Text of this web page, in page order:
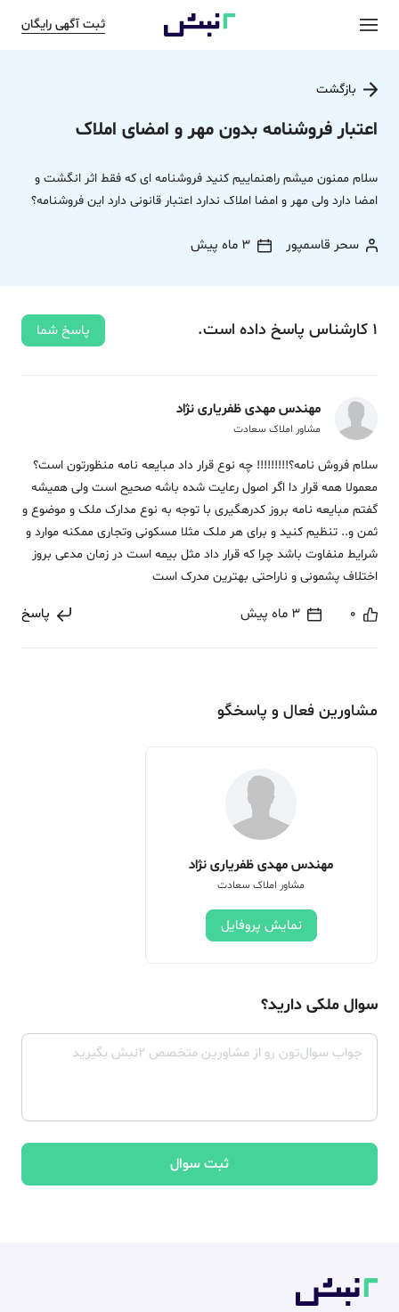
ثبت آگهی رایگان
بازگشت
اعتبار فروشنامه بدون مهر و امضای املاک
سلام ممنون میشم راهنماییم کنید فروشنامه ای که فقط اثر انگشت و
امضا دارد ولی مهر و امضا املاک ندارد اعتبار قانونی دارد این فروشنامه؟
سحر قاسمپور 3 ماه پیش
1 کارشناس پاسخ داده‌ است. پاسخ شما
مهندس مهدی ظفریاری نژاد
مشاور املاک سعادت
سلام فروش نامه؟!!!!!!!!! چه نوع قرار داد مبایعه نامه منظورتون است؟
معمولا همه قرار دا اگر اصول رعایت شده باشه صحیح است ولی همیشه
گفتم مبایعه نامه بروز کدرهگیری با توجه به نوع مدارک ملک و موضوع و
ثمن و.. تنظیم کنید و برای هر ملک مثلا مسکونی وتجاری ممکنه موارد و
شرایط منفاوت باشد چرا که قرار داد مثل بیمه است در زمان مدعی بروز
اختلاف پشمونی و ناراحتی بهترین مدرک است
0 3 ماه پیش پاسخ
مشاورین فعال و پاسخگو
مهندس مهدی ظفریاری نژاد
مشاور املاک سعادت
نمایش پروفایل
سوال ملکی دارید؟
ثبت سوال